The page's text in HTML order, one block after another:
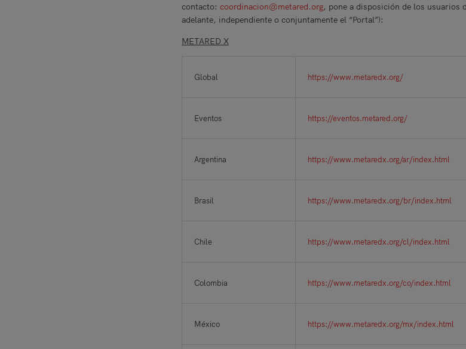
contacto: coordinacion@metared.org, pone a disposición de los usuarios
adelante, independiente o conjuntamente el “Portal”):
METARED X
Global https://www.metaredx.org/
Eventos https://eventos.metared.org/
Argentina https://www.metaredx.org/ar/index.html
Brasil https://www.metaredx.org/br/index.html
Chile https://www.metaredx.org/cl/index.html
Colombia https://www.metaredx.org/co/index.html
México https://www.metaredx.org/mx/index.html